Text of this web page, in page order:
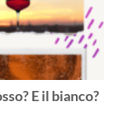
E il bianco?